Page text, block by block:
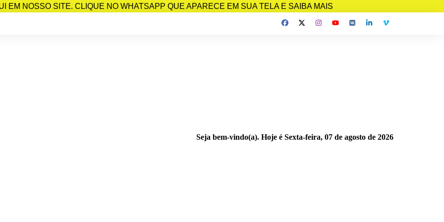
EM NOSSO SITE. CLIQUE NO WHATSAPP QUE APARECE EM SUA TELA E SAIBA MAIS
Seja bem-vindo(a). Hoje é Sexta-feira, 07 de agosto de 2026